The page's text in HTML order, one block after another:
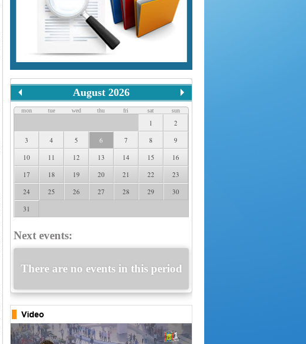
August 2026
mon tue wed thu fri sat sun
1
2
3
4 5 6 7 8
9
10
11 12 13 14 15
16
17
18 19 20 21 22
23
24
25 26 27 28 29
30
31
Next events:
There are no events in this period